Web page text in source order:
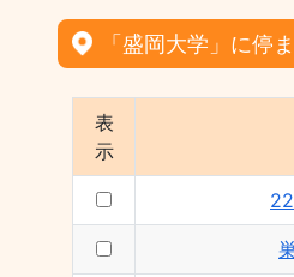
「盛岡大学」に停
表
示